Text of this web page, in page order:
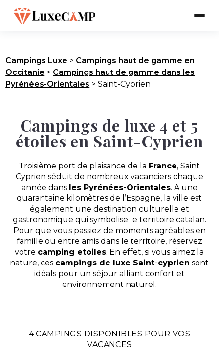
Campings Luxe > Campings haut de gamme en
Occitanie > Campings haut de gamme dans les
Pyrénées-Orientales >Saint-Cyprien
Campings de luxe 4 et 5
étoiles en Saint-Cyprien
Troisième port de plaisance de la France, Saint
Cyprien séduit de nombreux vacanciers chaque
année dans les Pyrénées-Orientales. A une
quarantaine kilomètres de l’Espagne, la ville est
également une destination culturelle et
gastronomique qui symbolise le territoire catalan.
Pour que vous passiez de moments agréables en
famille ou entre amis dans le territoire, réservez
votre camping etoiles. En effet, si vous aimez la
nature, ces campings de luxe Saint-cyprien sont
idéals pour un séjour alliant confort et
environnement naturel.
4 CAMPINGS DISPONIBLES POUR VOS
VACANCES